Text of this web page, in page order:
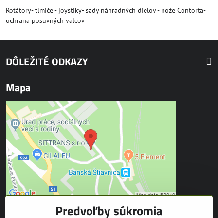
Rotátory- tlmiče - joystiky- sady náhradných dielov - nože Contorta-
ochrana posuvných valcov
DÔLEŽITÉ ODKAZY
Mapa
Predvoľby súkromia